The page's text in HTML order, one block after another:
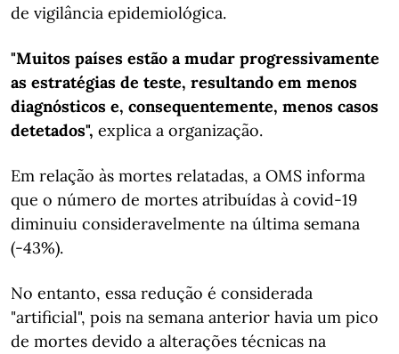
de vigilância epidemiológica.
"Muitos países estão a mudar progressivamente
as estratégias de teste, resultando em menos
diagnósticos e, consequentemente, menos casos
detetados", explica a organização.
Em relação às mortes relatadas, a OMS informa
que o número de mortes atribuídas à covid-19
diminuiu consideravelmente na última semana
(-43%).
No entanto, essa redução é considerada
"artificial", pois na semana anterior havia um pico
de mortes devido a alterações técnicas na